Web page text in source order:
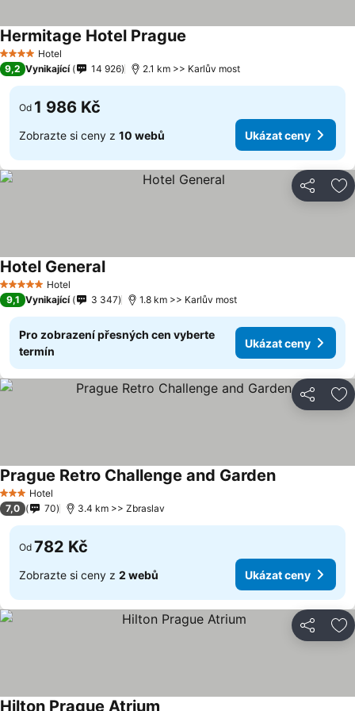
4 Počet hvězdiček
Hotel
Hermitage Hotel Prague
9,2 Vynikající 14 926 2.1 km >> Karlův most
Od 1 986 Kč
Zobrazte si ceny z 10 webů Ukázat ceny
Sdílet
5 Počet hvězdiček
Hotel
Hotel General
9,1 Vynikající 3 347 1.8 km >> Karlův most
Pro zobrazení přesných cen vyberte
termín
Ukázat ceny
Sdílet
3 Počet hvězdiček
Hotel
Prague Retro Challenge and Garden
7,0 70 3.4 km >> Zbraslav
Od 782 Kč
Zobrazte si ceny z 2 webů Ukázat ceny
Sdílet
Hilton Prague Atrium